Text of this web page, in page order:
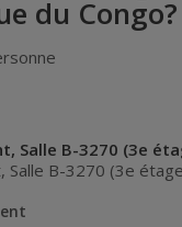
du Congo?
Salle B-3270 (3e
Salle B-3270 (3e